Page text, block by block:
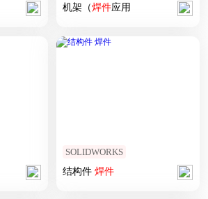
机架（焊件应用
SOLIDWORKS
结构件 焊件